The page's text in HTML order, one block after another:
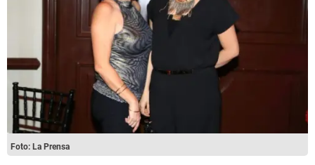
Foto: La Prensa